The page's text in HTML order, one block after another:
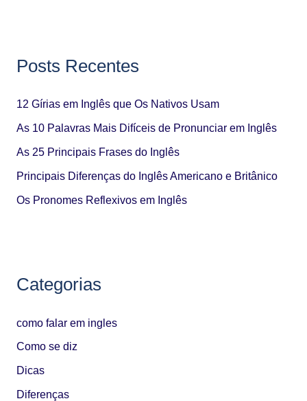
u
s
a
r
p
Posts Recentes
12 Gírias em Inglês que Os Nativos Usam
As 10 Palavras Mais Difíceis de Pronunciar em Inglês
As 25 Principais Frases do Inglês
Principais Diferenças do Inglês Americano e Britânico
Os Pronomes Reflexivos em Inglês
Categorias
como falar em ingles
Como se diz
Dicas
Diferenças